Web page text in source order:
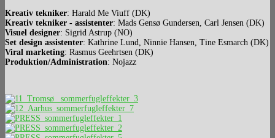
Kreativ tekniker: Harald Me Viuff (DK)
Kreativ tekniker - assistenter: Mads Gensø Gundersen, Carl Jensen (DK)
Visuel designer: Sigrid Astrup (NO)
Set design assistenter: Kathrine Lund, Ninnie Hansen, Tine Esmarch (DK)
Viral marketing: Rasmus Geehrtsen (DK)
Produktion/Administration: Nojazz